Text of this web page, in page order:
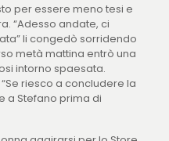
per essere meno tesi e
“Adesso andate, ci
li congedò sorridendo
metà mattina entrò una
intorno spaesata.
riesco a concludere la
a Stefano prima di